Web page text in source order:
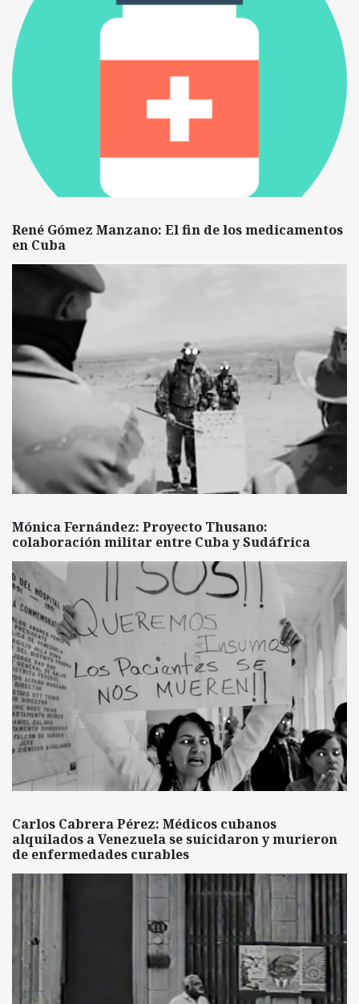
René Gómez Manzano: El fin de los medicamentos
en Cuba
Mónica Fernández: Proyecto Thusano:
colaboración militar entre Cuba y Sudáfrica
Carlos Cabrera Pérez: Médicos cubanos
alquilados a Venezuela se suicidaron y murieron
de enfermedades curables